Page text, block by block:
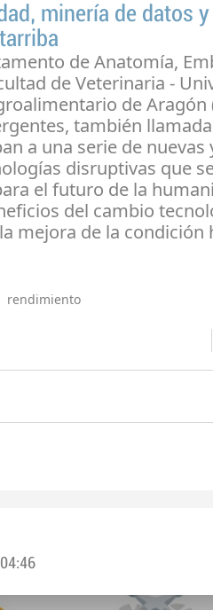
minería de datos
de Anatomía,
de Veterinaria -
de Aragón
también
a una serie de nuevas
disruptivas que
el futuro de la
del cambio
mejora de la condición
rendimiento